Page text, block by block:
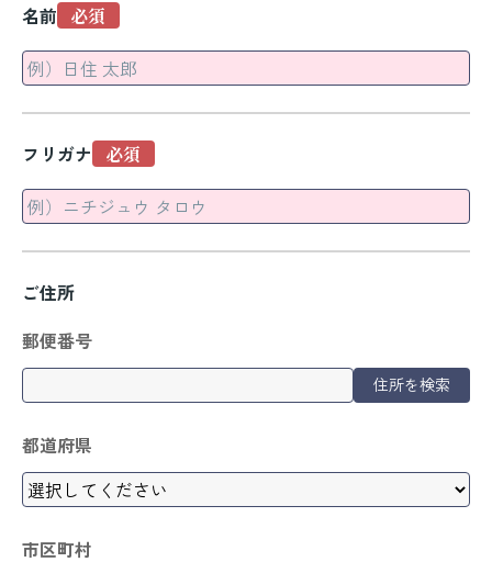
名前
フリガナ
ご住所
郵便番号
住所を検索
都道府県
市区町村